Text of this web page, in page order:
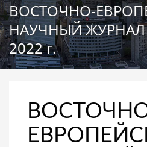
ВОСТОЧНО-
НАУЧНЫЙ ЖУРНАЛ
2022 г.